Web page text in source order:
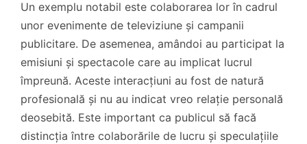
Un exemplu notabil este colaborarea lor în cadrul
unor evenimente de televiziune și campanii
publicitare. De asemenea, amândoi au participat la
emisiuni și spectacole care au implicat lucrul
împreună. Aceste interacțiuni au fost de natură
profesională și nu au indicat vreo relație personală
deosebită. Este important ca publicul să facă
distincția între colaborările de lucru și speculațiile